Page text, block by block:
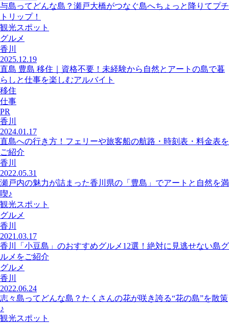
与島ってどんな島？瀬戸大橋がつなぐ島へちょっと降りてプチ
トリップ！
観光スポット
グルメ
香川
2025.12.19
直島 豊島 移住｜資格不要！未経験から自然とアートの島で暮
らしと仕事を楽しむアルバイト
移住
仕事
PR
香川
2024.01.17
直島への行き方！フェリーや旅客船の航路・時刻表・料金表を
ご紹介
香川
2022.05.31
瀬戸内の魅力が詰まった香川県の「豊島」でアートと自然を満
喫♪
観光スポット
グルメ
香川
2021.03.17
香川「小豆島」のおすすめグルメ12選！絶対に見逃せない島グ
ルメをご紹介
グルメ
香川
2022.06.24
志々島ってどんな島？たくさんの花が咲き誇る“花の島”を散策
♪
観光スポット